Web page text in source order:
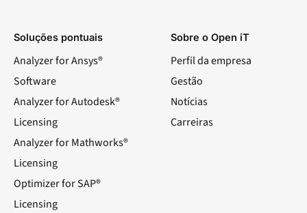
Soluções pontuais
Analyzer for Ansys®
Software
Analyzer for Autodesk®
Licensing
Analyzer for Mathworks®
Licensing
Optimizer for SAP®
Licensing
Sobre o Open iT
Perfil da empresa
Gestão
Notícias
Carreiras